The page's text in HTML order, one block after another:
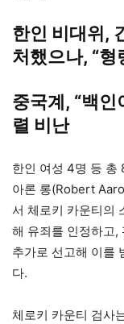
한인 비대위,
처했으나, “형
중국계, “백인
렬 비난
한인 여성 4명 등 총
아론 롱(Robert
서 체로키 카운티의
해 유죄를 인정하고,
추가로 선고해 이를
다.
체로키 카운티 검사